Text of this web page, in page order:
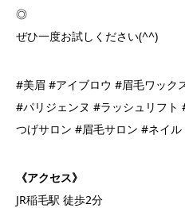
◎
ぜひ一度お試しください(^^)
#美眉 #アイブロウ #眉毛ワック
#パリジェンヌ #ラッシュリフト
つげサロン #眉毛サロン #ネイ
《アクセス》
JR稲毛駅 徒歩2分